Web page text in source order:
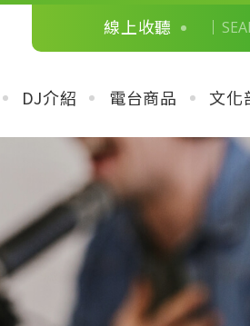
線上收聽
DJ介紹 電台商品 文化